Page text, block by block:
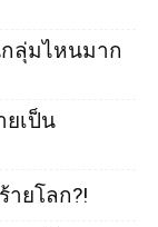
กลุ่มไหนมาก
เป็น
ายโลก?!